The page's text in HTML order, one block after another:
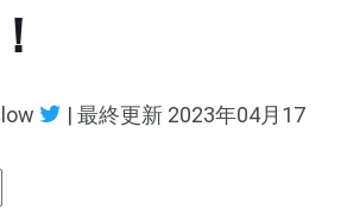
| 最終更新 2023年04月17